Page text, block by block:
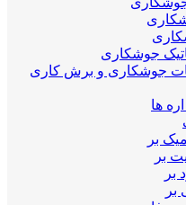
جوشکاری
جوشکاری و برش کاری
ها
بر
بر
بر
بر